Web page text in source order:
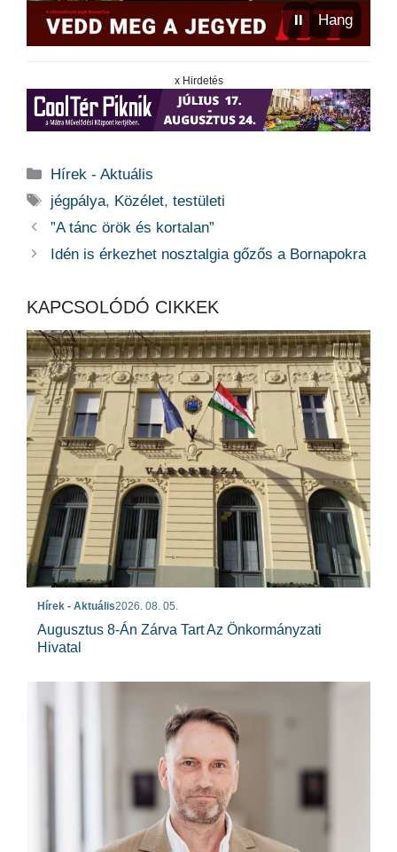
⏸ Hang
x Hirdetés
Kategória
Hírek - Aktuális
Címkék
jégpálya, Közélet,testületi
”A tánc örök és kortalan”
Idén is érkezhet nosztalgia gőzős a Bornapokra
KAPCSOLÓDÓ CIKKEK
Hírek - Aktuális2026. 08. 05.
Augusztus 8-Án Zárva Tart Az Önkormányzati
Hivatal